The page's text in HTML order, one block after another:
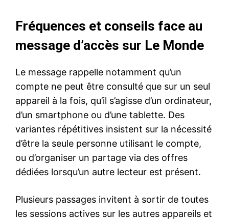
Fréquences et conseils face au
message d’accès sur Le Monde
Le message rappelle notamment qu’un
compte ne peut être consulté que sur un seul
appareil à la fois, qu’il s’agisse d’un ordinateur,
d’un smartphone ou d’une tablette. Des
variantes répétitives insistent sur la nécessité
d’être la seule personne utilisant le compte,
ou d’organiser un partage via des offres
dédiées lorsqu’un autre lecteur est présent.
Plusieurs passages invitent à sortir de toutes
les sessions actives sur les autres appareils et